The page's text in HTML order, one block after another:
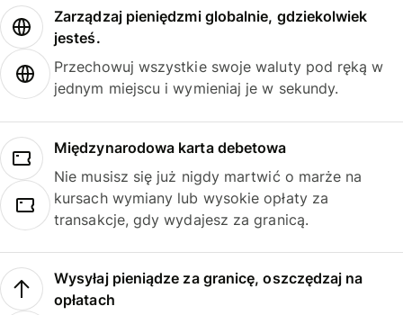
Zarządzaj pieniędzmi globalnie, gdziekolwiek
jesteś.
Przechowuj wszystkie swoje waluty pod ręką w
jednym miejscu i wymieniaj je w sekundy.
Międzynarodowa karta debetowa
Nie musisz się już nigdy martwić o marże na
kursach wymiany lub wysokie opłaty za
transakcje, gdy wydajesz za granicą.
Wysyłaj pieniądze za granicę, oszczędzaj na
opłatach